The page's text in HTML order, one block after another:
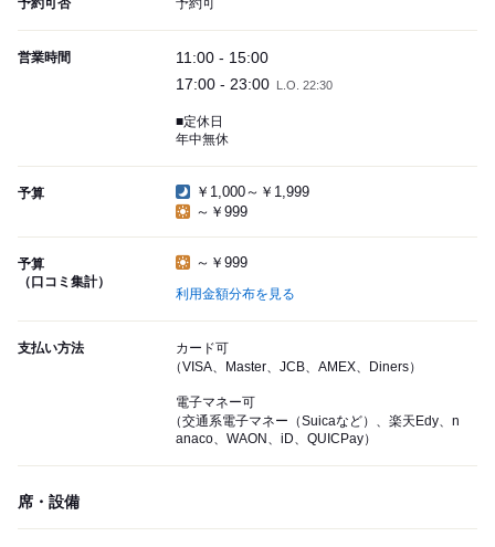
予約可否 予約可
営業時間
11:00 - 15:00
17:00 - 23:00
L.O. 22:30
■定休日
年中無休
予算
￥1,000～￥1,999
～￥999
予算
（口コミ集計）
～￥999
利用金額分布を見る
支払い方法
カード可
（VISA、Master、JCB、AMEX、Diners）
電子マネー可
（交通系電子マネー（Suicaなど）、楽天Edy、n
anaco、WAON、iD、QUICPay）
席・設備